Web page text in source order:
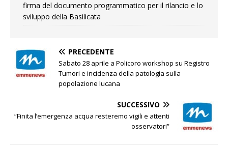
firma del documento programmatico per il rilancio e lo
sviluppo della Basilicata
PRECEDENTE
Sabato 28 aprile a Policoro workshop su Registro
Tumori e incidenza della patologia sulla
popolazione lucana
SUCCESSIVO
“Finita l’emergenza acqua resteremo vigili e attenti
osservatori”